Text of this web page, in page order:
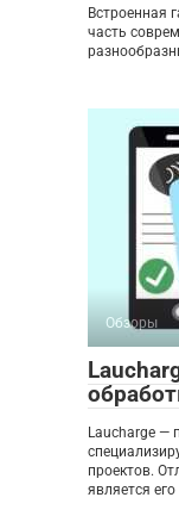
Встроенная
часть
Обзоры
Laucharge —
проектов.
является его